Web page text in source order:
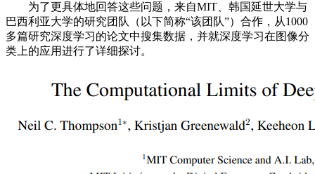
为了更具体地回答这些问题，来自MIT、韩国延世大学与
巴西利亚大学的研究团队（以下简称“该团队”）合作，从1000
多篇研究深度学习的论文中搜集数据，并就深度学习在图像分
类上的应用进行了详细探讨。